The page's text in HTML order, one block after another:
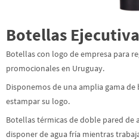
Botellas
Botellas con logo de empresa para
promocionales en Uruguay.
Disponemos de una amplia gama
estampar su logo.
Botellas térmicas de doble pared de
disponer de agua fría mientras